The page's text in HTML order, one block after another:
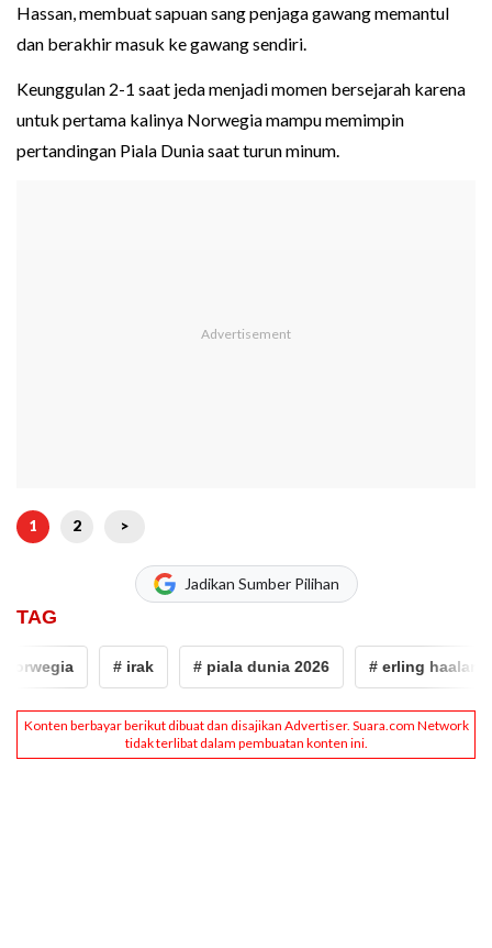
Hassan, membuat sapuan sang penjaga gawang memantul
dan berakhir masuk ke gawang sendiri.
Keunggulan 2-1 saat jeda menjadi momen bersejarah karena
untuk pertama kalinya Norwegia mampu memimpin
pertandingan Piala Dunia saat turun minum.
1 2 >
Jadikan Sumber Pilihan
TAG
# irak # piala dunia 2026 # erling haaland